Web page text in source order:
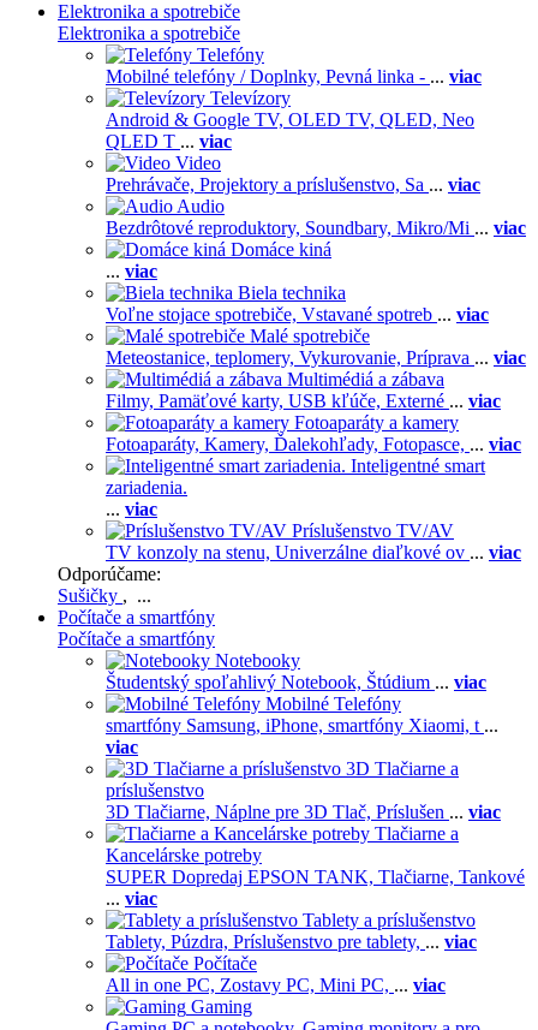
Elektronika a spotrebiče
Elektronika a spotrebiče
Telefóny
Mobilné telefóny / Doplnky, Pevná linka - ... viac
Televízory
Android & Google TV, OLED TV, QLED, Neo
QLED T ... viac
Video
Prehrávače, Projektory a príslušenstvo, Sa ... viac
Audio
Bezdrôtové reproduktory, Soundbary, Mikro/Mi ... viac
Domáce kiná
... viac
Biela technika
Voľne stojace spotrebiče, Vstavané spotreb ... viac
Malé spotrebiče
Meteostanice, teplomery, Vykurovanie, Príprava ... viac
Multimédiá a zábava
Filmy, Pamäťové karty, USB kľúče, Externé ... viac
Fotoaparáty a kamery
Fotoaparáty, Kamery, Ďalekohľady, Fotopasce, ... viac
Inteligentné smart
zariadenia.
... viac
Príslušenstvo TV/AV
TV konzoly na stenu, Univerzálne diaľkové ov ... viac
Odporúčame:
Sušičky , ...
Počítače a smartfóny
Počítače a smartfóny
Notebooky
Študentský spoľahlivý Notebook, Štúdium ... viac
Mobilné Telefóny
smartfóny Samsung, iPhone, smartfóny Xiaomi, t ...
viac
3D Tlačiarne a
príslušenstvo
3D Tlačiarne, Náplne pre 3D Tlač, Príslušen ... viac
Tlačiarne a
Kancelárske potreby
SUPER Dopredaj EPSON TANK, Tlačiarne, Tankové
... viac
Tablety a príslušenstvo
Tablety, Púzdra, Príslušenstvo pre tablety, ... viac
Počítače
All in one PC, Zostavy PC, Mini PC, ... viac
Gaming